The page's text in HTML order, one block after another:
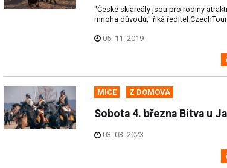
"České skiareály jsou pro rodiny
mnoha důvodů," říká ředitel
05. 11. 2019
MICE Z DOMOVA
Sobota 4. března Bitva u
03. 03. 2023